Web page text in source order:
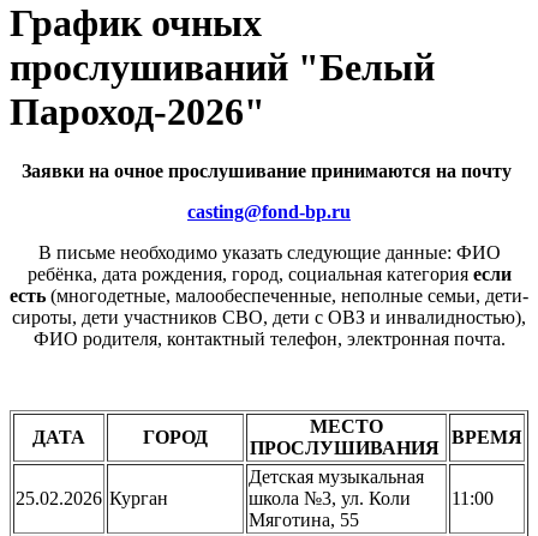
График очных
прослушиваний "Белый
Пароход-2026"
Заявки на очное прослушивание принимаются на почту
casting@fond-bp.ru
В письме необходимо указать следующие данные: ФИО
ребёнка, дата рождения, город, социальная категория если
есть (многодетные, малообеспеченные, неполные семьи, дети-
сироты, дети участников СВО, дети с ОВЗ и инвалидностью),
ФИО родителя, контактный телефон, электронная почта.
ДАТА ГОРОД
МЕСТО
ПРОСЛУШИВАНИЯ
ВРЕМЯ
25.02.2026 Курган
Детская музыкальная
школа №3, ул. Коли
Мяготина, 55
11:00